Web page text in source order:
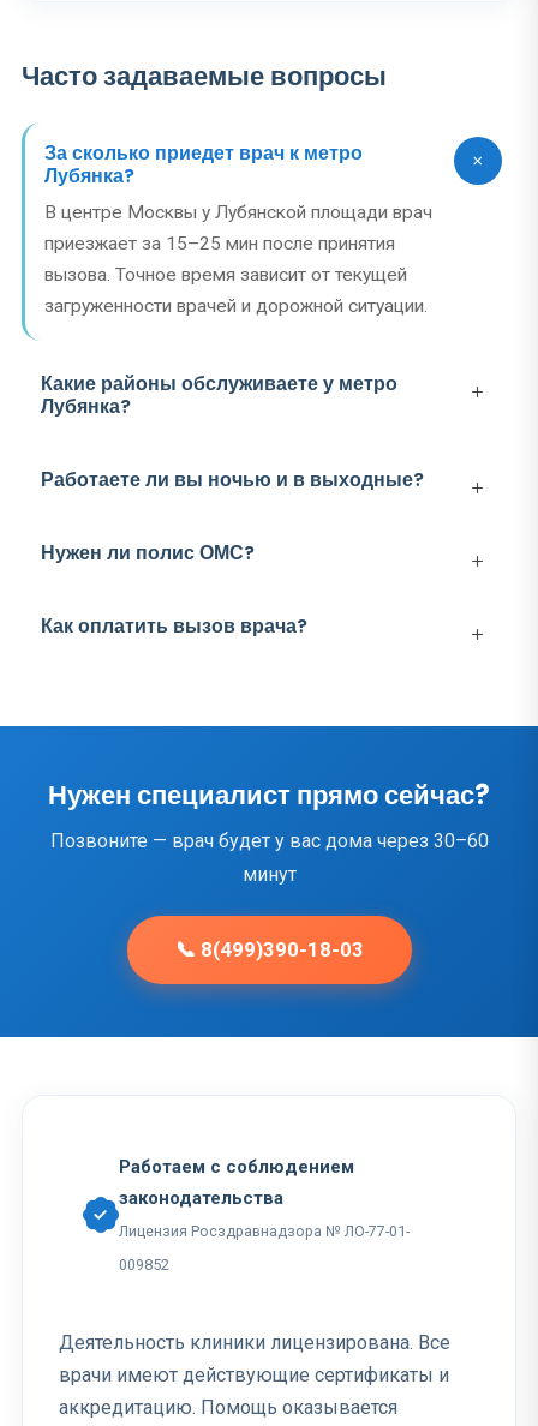
Часто задаваемые вопросы
За сколько приедет врач к метро
Лубянка?
В центре Москвы у Лубянской площади врач
приезжает за 15–25 мин после принятия
вызова. Точное время зависит от текущей
загруженности врачей и дорожной ситуации.
Какие районы обслуживаете у метро
Лубянка?
Работаете ли вы ночью и в выходные?
Нужен ли полис ОМС?
Как оплатить вызов врача?
Нужен специалист прямо сейчас?
Позвоните — врач будет у вас дома через 30–60
минут
📞 8(499)390-18-03
Работаем с соблюдением
законодательства
Лицензия Росздравнадзора № ЛО-77-01-
009852
Деятельность клиники лицензирована. Все
врачи имеют действующие сертификаты и
аккредитацию. Помощь оказывается